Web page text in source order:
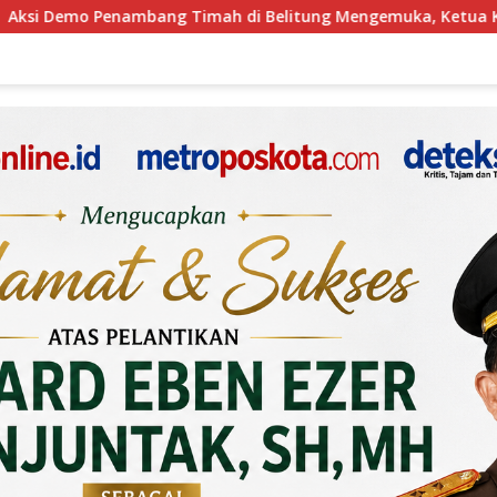
Mengemuka, Ketua Komisi XII DPR Bambang Patijaya